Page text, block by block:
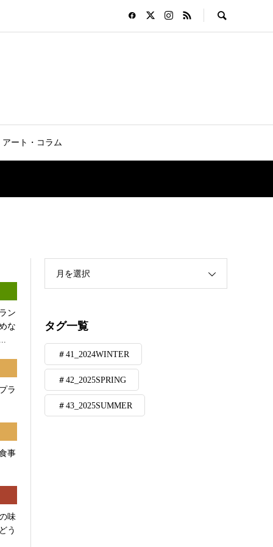
アート・コラム
ン
な
ラ
事
味
う
月を選択
タグ一覧
＃41_2024WINTER
＃42_2025SPRING
＃43_2025SUMMER